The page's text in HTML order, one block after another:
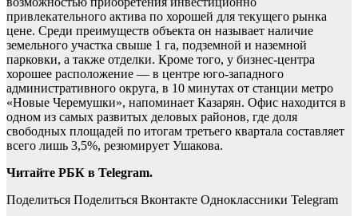
привлекательного актива по хорошей для текущего рынка
цене. Среди преимуществ объекта он называет наличие
земельного участка свыше 1 га, подземной и наземной
парковки, а также отделки. Кроме того, у бизнес-центра
хорошее расположение — в центре юго-западного
административного округа, в 10 минутах от станции метро
«Новые Черемушки», напоминает Казарян. Офис находится в
одном из самых развитых деловых районов, где доля
свободных площадей по итогам третьего квартала составляет
всего лишь 3,5%, резюмирует Ушакова.
Читайте РБК в Telegram.
Поделиться Поделиться Вконтакте Одноклассники Telegram